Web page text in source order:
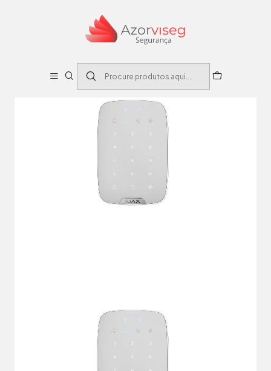
Sistema de intrusão e CCTV
Teclado independente com leitor RFID - Grau 2